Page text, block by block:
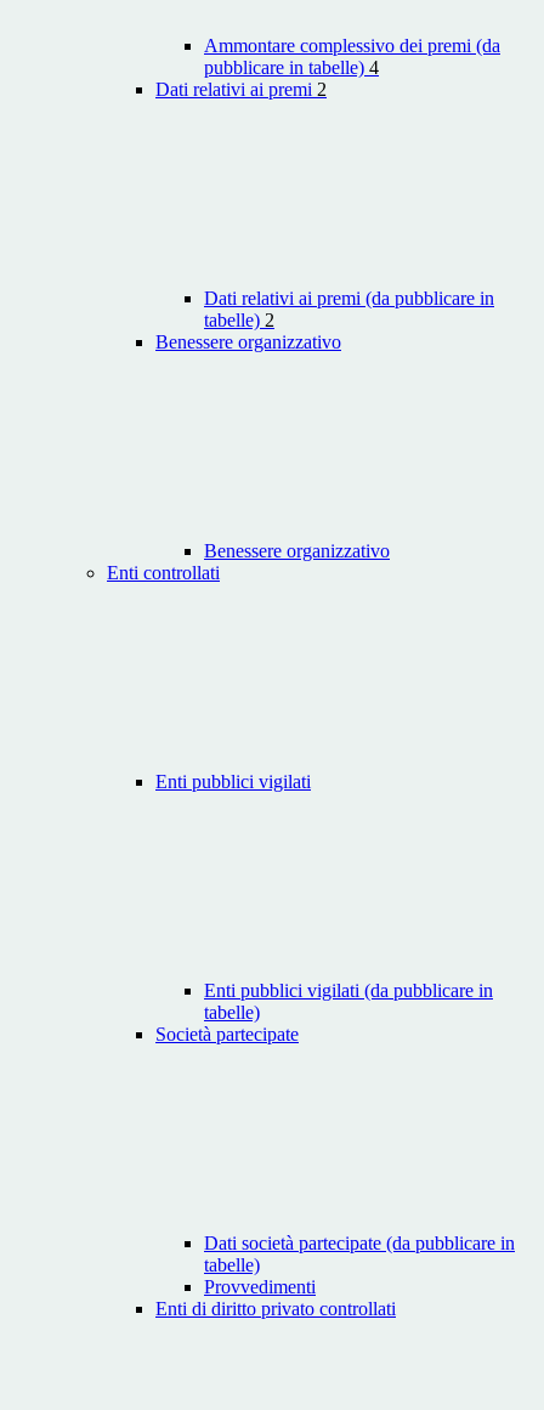
Ammontare complessivo dei premi (da
pubblicare in tabelle) 4
Dati relativi ai premi 2
Dati relativi ai premi (da pubblicare in
tabelle) 2
Benessere organizzativo
Benessere organizzativo
Enti controllati
Enti pubblici vigilati
Enti pubblici vigilati (da pubblicare in
tabelle)
Società partecipate
Dati società partecipate (da pubblicare in
tabelle)
Provvedimenti
Enti di diritto privato controllati